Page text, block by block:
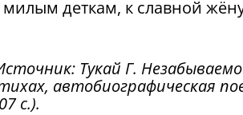
милым деткам, к славной
Тукай Г.
автобиографическая
с.).